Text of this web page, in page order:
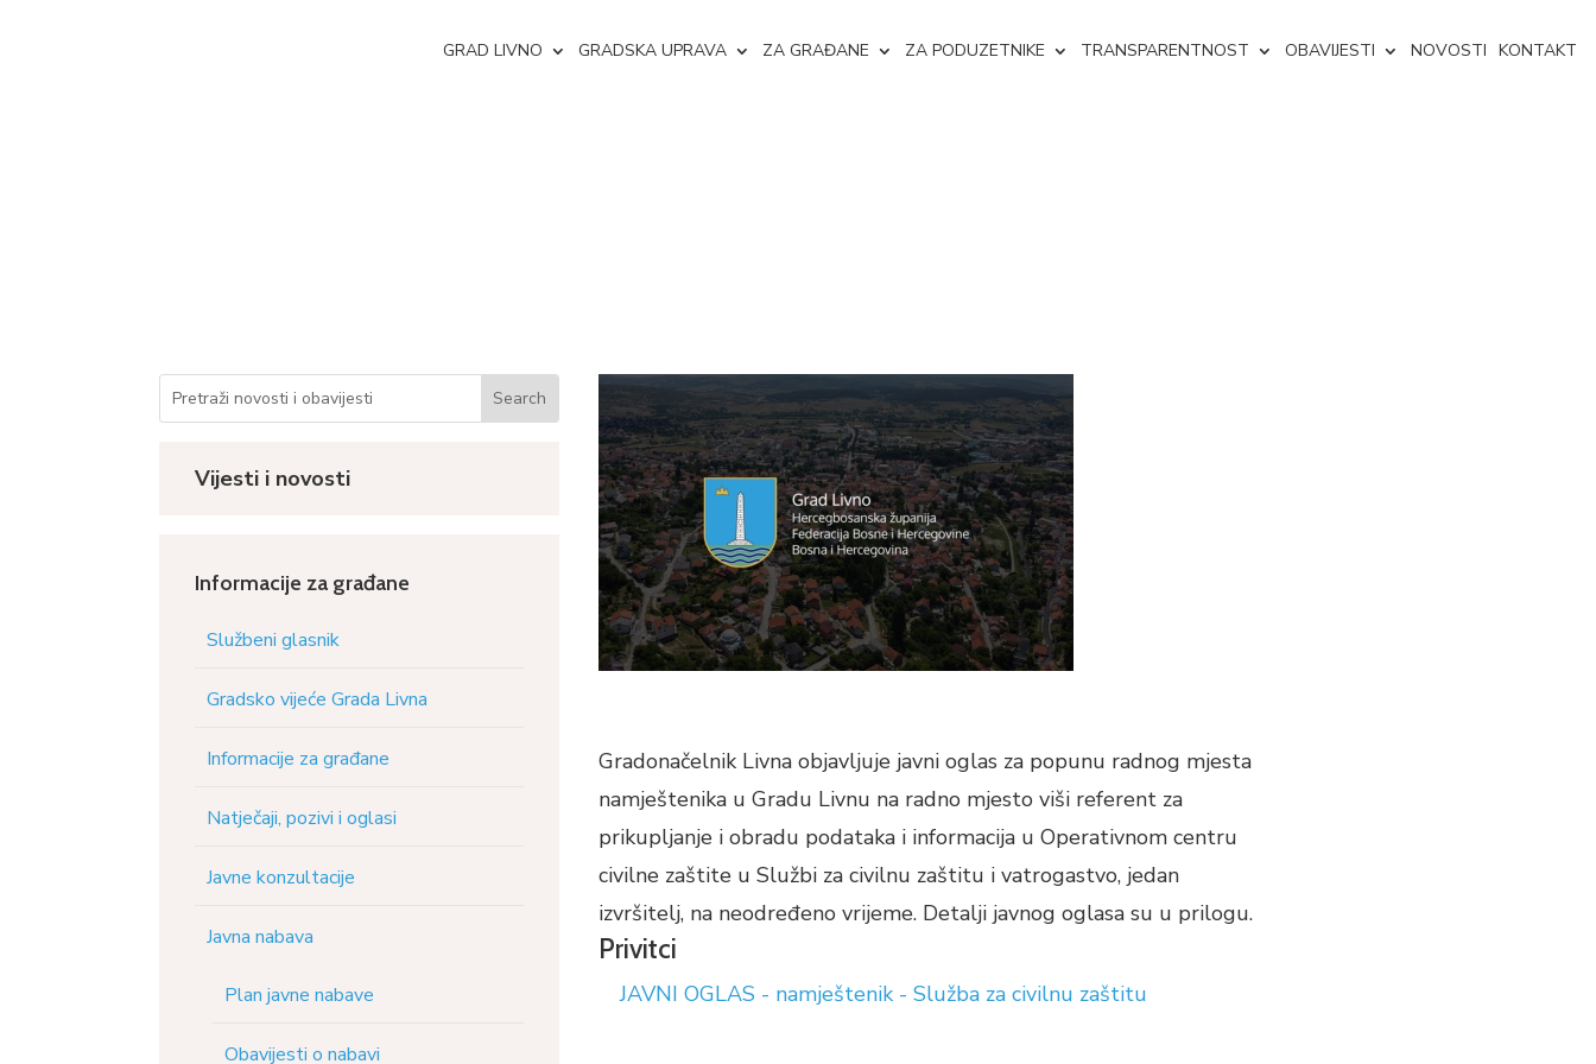
GRAD LIVNO GRADSKA UPRAVA ZA GRAĐANE ZA PODUZETNIKE TRANSPARENTNOST OBAVIJESTI NOVOSTI KONTAKT
Vijesti i novosti
Informacije za građane
Službeni glasnik
Gradsko vijeće Grada Livna
Informacije za građane
Natječaji, pozivi i oglasi
Javne konzultacije
Javna nabava
Plan javne nabave
Obavijesti o nabavi
Gradonačelnik Livna objavljuje javni oglas za popunu radnog mjesta
namještenika u Gradu Livnu na radno mjesto viši referent za
prikupljanje i obradu podataka i informacija u Operativnom centru
civilne zaštite u Službi za civilnu zaštitu i vatrogastvo, jedan
izvršitelj, na neodređeno vrijeme. Detalji javnog oglasa su u prilogu.
Privitci
JAVNI OGLAS - namještenik - Služba za civilnu zaštitu